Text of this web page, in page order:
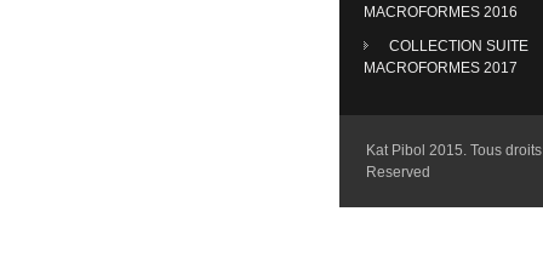
MACROFORMES 2016
COLLECTION SUITE
MACROFORMES 2017
Kat Pibol 2015. Tous
Reserved